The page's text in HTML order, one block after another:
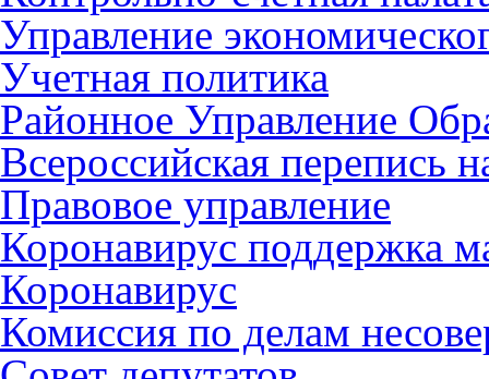
Управление
Учетная политика
Районное Управление
Всероссийская перепись
Правовое управление
Коронавирус поддержка
Коронавирус
Комиссия по делам